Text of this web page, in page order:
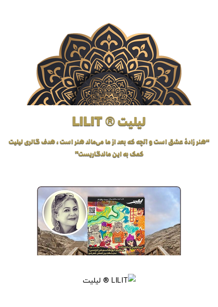
لیلیت ® LILIT
“هنر زادهٔ عشق است و آنچه که بعد از ما می‌ماند هنر است، هدف گالری لیلیت
کمک به این ماندگاریست”